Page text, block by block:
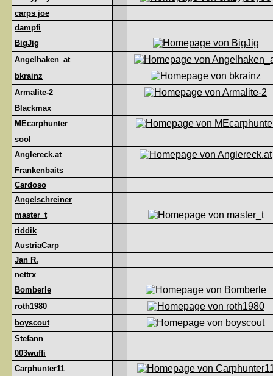
carps joe
dampfi
BigJig
Angelhaken_at
bkrainz
Armalite-2
Blackmax
MEcarphunter
sool
Anglereck.at
Frankenbaits
Cardoso
Angelschreiner
master_t
riddik
AustriaCarp
Jan R.
nettrx
Bomberle
roth1980
boyscout
Stefann
003wuffi
Carphunter11